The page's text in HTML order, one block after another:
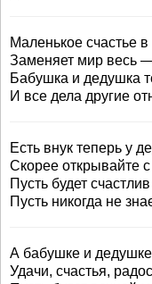
Маленькое счастье
Заменяет мир весь —
Бабушка и дедушка
И все дела другие
Есть внук теперь у
Скорее открывайте
Пусть будет
Пусть никогда не
А бабушке и
Удачи, счастья,